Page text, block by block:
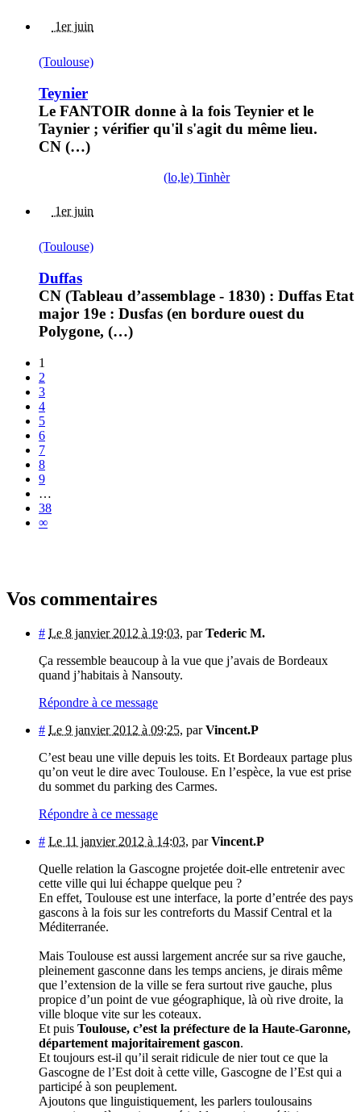
1er juin
(Toulouse)
Teynier
Le FANTOIR donne à la fois Teynier et le
Taynier ; vérifier qu'il s'agit du même lieu.
CN (…)
(lo,le) Tinhèr
1er juin
(Toulouse)
Duffas
CN (Tableau d’assemblage - 1830) : Duffas Etat
major 19e : Dusfas (en bordure ouest du
Polygone, (…)
1
2
3
4
5
6
7
8
9
…
38
∞
Vos commentaires
# Le 8 janvier 2012 à 19:03, parTederic M.
Ça ressemble beaucoup à la vue que j’avais de Bordeaux
quand j’habitais à Nansouty.
Répondre à ce message
# Le 9 janvier 2012 à 09:25, parVincent.P
C’est beau une ville depuis les toits. Et Bordeaux partage plus
qu’on veut le dire avec Toulouse. En l’espèce, la vue est prise
du sommet du parking des Carmes.
Répondre à ce message
# Le 11 janvier 2012 à 14:03, parVincent.P
Quelle relation la Gascogne projetée doit-elle entretenir avec
cette ville qui lui échappe quelque peu ?
En effet, Toulouse est une interface, la porte d’entrée des pays
gascons à la fois sur les contreforts du Massif Central et la
Méditerranée.
Mais Toulouse est aussi largement ancrée sur sa rive gauche,
pleinement gasconne dans les temps anciens, je dirais même
que l’extension de la ville se fera surtout rive gauche, plus
propice d’un point de vue géographique, là où rive droite, la
ville bloque vite sur les coteaux.
Et puis Toulouse, c’est la préfecture de la Haute-Garonne,
département majoritairement gascon.
Et toujours est-il qu’il serait ridicule de nier tout ce que la
Gascogne de l’Est doit à cette ville, Gascogne de l’Est qui a
participé à son peuplement.
Ajoutons que linguistiquement, les parlers toulousains